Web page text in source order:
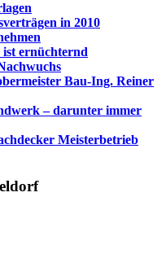
in 2010
ernüchternd
Bau-Ing. Reiner
– darunter immer
Meisterbetrieb